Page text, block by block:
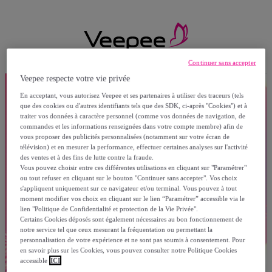
Veepee respecte votre vie privée
En acceptant, vous autorisez Veepee et ses partenaires à utiliser des traceurs (tels
que des cookies ou d'autres identifiants tels que des SDK, ci-après "Cookies") et à
traiter vos données à caractère personnel (comme vos données de navigation, de
commandes et les informations renseignées dans votre compte membre) afin de
vous proposer des publicités personnalisées (notamment sur votre écran de
télévision) et en mesurer la performance, effectuer certaines analyses sur l'activité
des ventes et à des fins de lutte contre la fraude.
Vous pouvez choisir entre ces différentes utilisations en cliquant sur "Paramétrer"
ou tout refuser en cliquant sur le bouton "Continuer sans accepter". Vos choix
s'appliquent uniquement sur ce navigateur et/ou terminal. Vous pouvez à tout
moment modifier vos choix en cliquant sur le lien “Paramétrer” accessible via le
lien "Politique de Confidentialité et protection de la Vie Privée".
Certains Cookies déposés sont également nécessaires au bon fonctionnement de
notre service tel que ceux mesurant la fréquentation ou permettant la
personnalisation de votre expérience et ne sont pas soumis à consentement. Pour
en savoir plus sur les Cookies, vous pouvez consulter notre Politique Cookies
accessible ICI
Continuer sans accepter